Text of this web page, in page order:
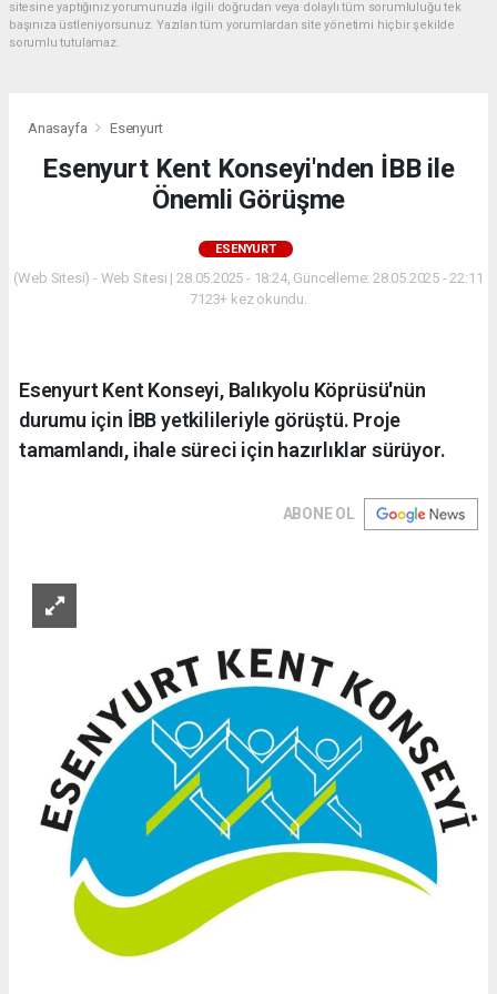
sitesine yaptığınız yorumunuzla ilgili doğrudan veya dolaylı tüm sorumluluğu tek
başınıza üstleniyorsunuz. Yazılan tüm yorumlardan site yönetimi hiçbir şekilde
sorumlu tutulamaz.
Anasayfa Esenyurt
Esenyurt Kent Konseyi'nden İBB ile
Önemli Görüşme
ESENYURT
(Web Sitesi) - Web Sitesi | 28.05.2025 - 18:24, Güncelleme: 28.05.2025 - 22:11
7123+ kez okundu.
Esenyurt Kent Konseyi, Balıkyolu Köprüsü'nün
durumu için İBB yetkilileriyle görüştü. Proje
tamamlandı, ihale süreci için hazırlıklar sürüyor.
ABONE OL